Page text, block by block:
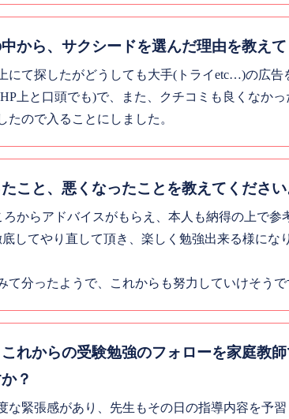
から、サクシードを選んだ理由を教え
にて探したがどうしても大手(トライetc…)の広告
上と口頭でも)で、また、クチコミも良くなか
ので入ることにしました。
こと、悪くなったことを教えてくださ
からアドバイスがもらえ、本人も納得の上で参
してやり直して頂き、楽しく勉強出来る様にな
て分ったようで、これからも努力していけそう
れからの受験勉強のフォローを家庭教
？
な緊張感があり、先生もその日の指導内容を予